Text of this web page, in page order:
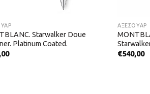
Starwalker Doue
Platinum Coated.
ΑΞΕΣΟΥΑΡ
€540,00